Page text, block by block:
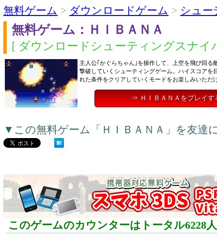
無料ゲーム > ダウンロードゲーム > シュー
無料ゲーム：ＨＩＢＡＮＡ
[ ダウンロードシューティングスナイ
主人公｢かぐらちゃん｣を操作して、上空を飛び回る
撃破していくシューティングゲーム。ハイスコアを
れた条件をクリアしていくモードをお楽しみいただ
⇒ ＨＩＢＡＮＡをプレイす
▼この無料ゲーム「ＨＩＢＡＮＡ」を友達
このゲームのカウンターはトータル6228